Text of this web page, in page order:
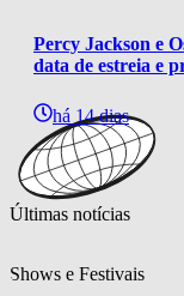
Percy Jackson e
data de estreia e
há 14 dias
Últimas notícias
Shows e Festivais